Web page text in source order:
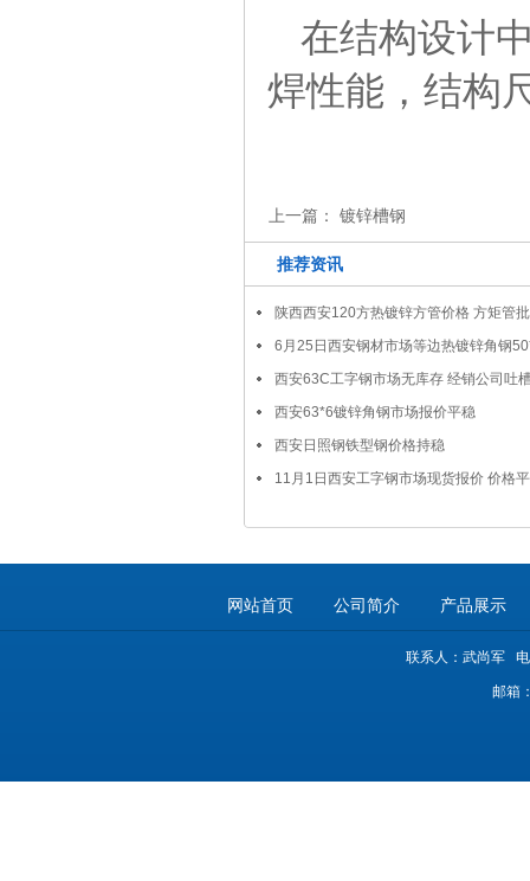
在结构设计
焊性能，结构
上一篇： 镀锌槽钢
推荐资讯
陕西西安120方热镀锌方管价格 方矩管
6月25日西安钢材市场等边热镀锌角钢
西安63C工字钢市场无库存 经销公司吐
西安63*6镀锌角钢市场报价平稳
西安日照钢铁型钢价格持稳
11月1日西安工字钢市场现货报价 价格
网站首页 公司简介 产品展示
联系人：武尚军 电
邮箱